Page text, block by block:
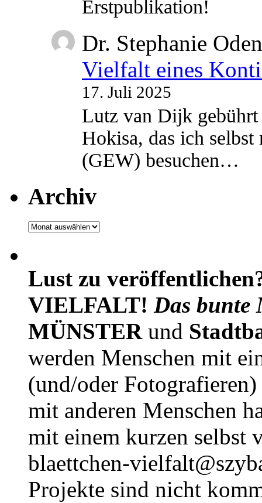
Erstpublikation!
Dr. Stephanie
Vielfalt eines
17. Juli 2025
Lutz van Dijk
Hokisa, das ich
(GEW) besuchen…
Archiv
Archiv
Lust zu
VIELFALT! Das bunte
MÜNSTERund
werden Menschen mit
(und/oder
mit anderen Menschen
mit einem kurzen selbst
blaettchen-
Projekte sind nicht